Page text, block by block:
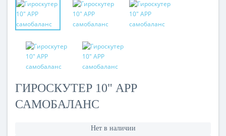
ГИРОСКУТЕР 10" APP
САМОБАЛАНС
Нет в наличии